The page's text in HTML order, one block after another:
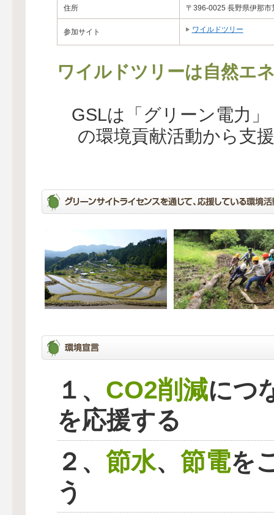
住所 〒396-0025 長野県伊那市
参加サイト ワイルドツリー
ワイルドツリーは自然エ
GSLは「グリーン電力
の環境貢献活動から支
１、 CO2削減につ
を応援する
２、 節水、 節電を
う